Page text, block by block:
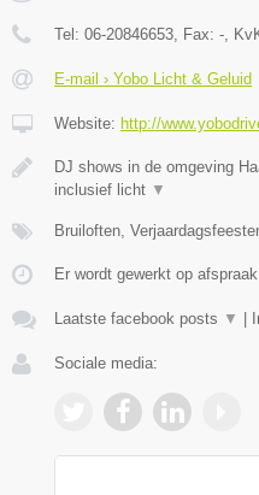
Tel: 06-20846653 , Fax: - ,
E-mail › Yobo Licht & Geluid
Website: http://
DJ shows in de omgeving
inclusief licht ▼
Bruiloften,
Er wordt gewerkt op afspraak.
Laatste facebook posts ▼
Sociale media: